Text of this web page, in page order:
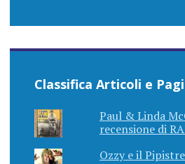
Classifica Articoli e
Paul & Linda
recensione di
Ozzy e il